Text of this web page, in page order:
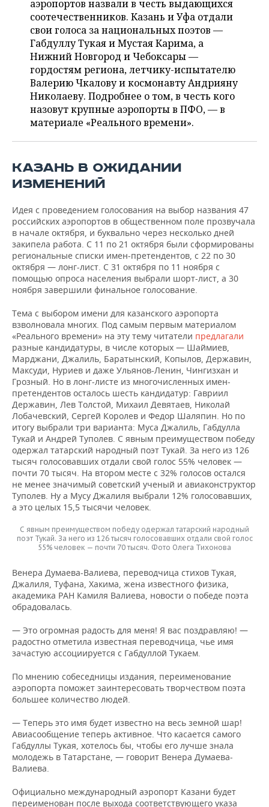
НЕФТЕХИМИЯ
НЕФТЬ
ОПК
ЭНЕРГЕТИКА
РОЗНИЧНАЯ ТОРГОВЛЯ
ТРАНСПОРТ
УСЛУГИ
НОВОСТИ ТЕХНОЛОГИЙ
МЕДИА
ТЕЛЕКОММУНИКАЦИИ
МЕРОПРИЯТИЯ
НОВОСТИ МЕРОПРИЯТИЙ
ВЫЕЗДНАЯ РЕДАКЦИЯ
БИЗНЕС-БРАНЧИ
ОТКРЫТАЯ ЛЕКЦИЯ
СПОРТ
НОВОСТИ СПОРТА
ФУТБОЛ
БАСКЕТБОЛ
ВОЛЕЙБОЛ
КИБЕРСПОРТ
ФИГУРНОЕ КАТАНИЕ
ВОДНЫЕ ВИДЫ СПОРТА
ХОККЕЙ С МЯЧОМ
ОБЩЕСТВО
НОВОСТИ ОБЩЕСТВА
ИНФРАСТРУКТУРА
ИСТОРИЯ
КУЛЬТУРА
МЕДИЦИНА
ОБРАЗОВАНИЕ
ПРОИСШЕСТВИЯ
ФОТОГАЛЕРЕЯ
СПРАВОЧНИК
СПИСОК ПЕРСОН
СПИСОК КОМПАНИЙ
ПОЛНАЯ ВЕРСИЯ
аэропортов назвали в честь выдающихся
соотечественников. Казань и Уфа отдали
свои голоса за национальных поэтов —
Габдуллу Тукая и Мустая Карима, а
Нижний Новгород и Чебоксары —
гордостям региона, летчику-испытателю
Валерию Чкалову и космонавту Андрияну
Николаеву. Подробнее о том, в честь кого
назовут крупные аэропорты в ПФО, — в
материале «Реального времени».
КАЗАНЬ В ОЖИДАНИИ
ИЗМЕНЕНИЙ
Идея с проведением голосования на выбор названия 47
российских аэропортов в общественном поле прозвучала
в начале октября, и буквально через несколько дней
закипела работа. С 11 по 21 октября были сформированы
региональные списки имен-претендентов, с 22 по 30
октября — лонг-лист. С 31 октября по 11 ноября с
помощью опроса населения выбрали шорт-лист, а 30
ноября завершили финальное голосование.
Тема с выбором имени для казанского аэропорта
взволновала многих. Под самым первым материалом
«Реального времени» на эту тему читатели предлагали
разные кандидатуры, в числе которых — Шаймиев,
Марджани, Джалиль, Баратынский, Копылов, Державин,
Максуди, Нуриев и даже Ульянов-Ленин, Чингизхан и
Грозный. Но в лонг-листе из многочисленных имен-
претендентов осталось шесть кандидатур: Гавриил
Державин, Лев Толстой, Михаил Девятаев, Николай
Лобачевский, Сергей Королев и Федор Шаляпин. Но по
итогу выбрали три варианта: Муса Джалиль, Габдулла
Тукай и Андрей Туполев. С явным преимуществом победу
одержал татарский народный поэт Тукай. За него из 126
тысяч голосовавших отдали свой голос 55% человек —
почти 70 тысяч. На втором месте с 32% голосов остался
не менее значимый советский ученый и авиаконструктор
Туполев. Ну а Мусу Джалиля выбрали 12% голосовавших,
а это целых 15,5 тысячи человек.
С явным преимуществом победу одержал татарский народный
поэт Тукай. За него из 126 тысяч голосовавших отдали свой голос
55% человек — почти 70 тысяч. Фото Олега Тихонова
Венера Думаева-Валиева, переводчица стихов Тукая,
Джалиля, Туфана, Хакима, жена известного физика,
академика РАН Камиля Валиева, новости о победе поэта
обрадовалась.
— Это огромная радость для меня! Я вас поздравляю! —
радостно отметила известная переводчица, чье имя
зачастую ассоциируется с Габдуллой Тукаем.
По мнению собеседницы издания, переименование
аэропорта поможет заинтересовать творчеством поэта
большее количество людей.
— Теперь это имя будет известно на весь земной шар!
Авиасообщение теперь активное. Что касается самого
Габдуллы Тукая, хотелось бы, чтобы его лучше знала
молодежь в Татарстане, — говорит Венера Думаева-
Валиева.
Официально международный аэропорт Казани будет
переименован после выхода соответствующего указа